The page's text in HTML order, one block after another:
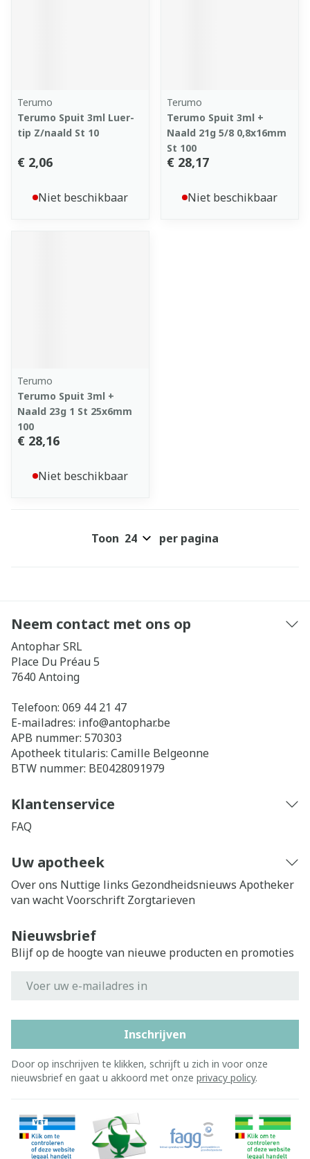
Terumo
Terumo Spuit 3ml Luer-
tip Z/naald St 10
€ 2,06
Niet beschikbaar
Terumo
Terumo Spuit 3ml +
Naald 21g 5/8 0,8x16mm
St 100
€ 28,17
Niet beschikbaar
Terumo
Terumo Spuit 3ml +
Naald 23g 1 St 25x6mm
100
€ 28,16
Niet beschikbaar
Toon per pagina
Neem contact met ons op
Antophar SRL
Place Du Préau 5
7640 Antoing
Telefoon: 069 44 21 47
E-mailadres: info@antophar.be
APB nummer: 570303
Apotheek titularis: Camille Belgeonne
BTW nummer: BE0428091979
Klantenservice
FAQ
Uw apotheek
Over ons Nuttige links Gezondheidsnieuws Apotheker
van wachtVoorschrift Zorgtarieven
Nieuwsbrief
Blijf op de hoogte van nieuwe producten en promoties
Inschrijven
Door op inschrijven te klikken, schrijft u zich in voor onze
nieuwsbrief en gaat u akkoord met onze privacy policy.